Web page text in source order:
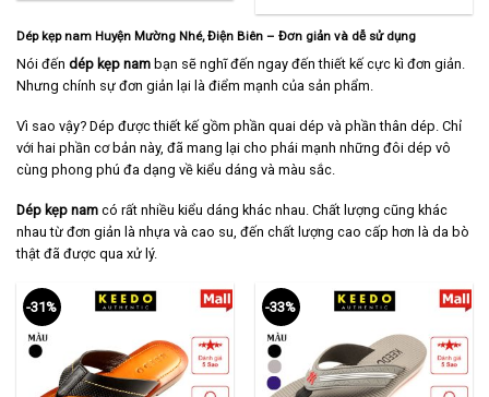
Dép kẹp nam Huyện Mường Nhé, Điện Biên – Đơn giản và dễ sử dụng
Nói đến dép kẹp nam bạn sẽ nghĩ đến ngay đến thiết kế cực kì đơn giản.
Nhưng chính sự đơn giản lại là điểm mạnh của sản phẩm.
Vì sao vậy? Dép được thiết kế gồm phần quai dép và phần thân dép. Chỉ
với hai phần cơ bản này, đã mang lại cho phái mạnh những đôi dép vô
cùng phong phú đa dạng về kiểu dáng và màu sắc.
Dép kẹp nam có rất nhiều kiểu dáng khác nhau. Chất lượng cũng khác
nhau từ đơn giản là nhựa và cao su, đến chất lượng cao cấp hơn là da bò
thật đã được qua xử lý.
-31% -33%